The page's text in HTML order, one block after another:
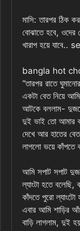
মাসি: তারপর ঠিক
বোঝাতে হবে,
খারাপ হয়ে
bangla hot
“তারপর রাতে
একটা বেত নিয়ে
আটকে বললাম-
দুই ভাই তো আমার
দেখে আর হাতের
লাগলো ভয়ে কাঁপতে
আমি সপাট সপাট
ল্যাংটা হতে বলেছি,
কাঁদতে পুরো ল্যাংটো
এবার আমি শাড়ির
বাড়ি লাগলাম, দুই